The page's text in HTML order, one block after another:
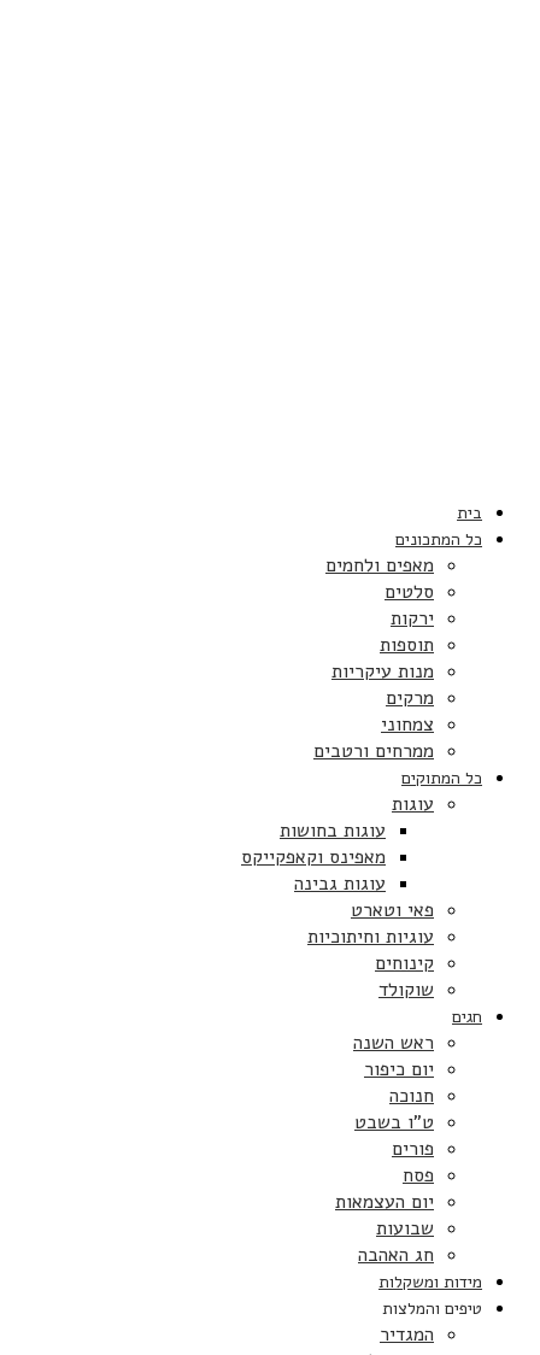
בית
כל המתכונים
מאפים ולחמים
סלטים
ירקות
תוספות
מנות עיקריות
מרקים
צמחוני
ממרחים ורטבים
כל המתוקים
עוגות
עוגות בחושות
מאפינס וקאפקייקס
עוגות גבינה
פאי וטארט
עוגיות וחיתוכיות
קינוחים
שוקולד
חגים
ראש השנה
יום כיפור
חנוכה
ט”ו בשבט
פורים
פסח
יום העצמאות
שבועות
חג האהבה
מידות ומשקלות
טיפים והמלצות
המגדיר